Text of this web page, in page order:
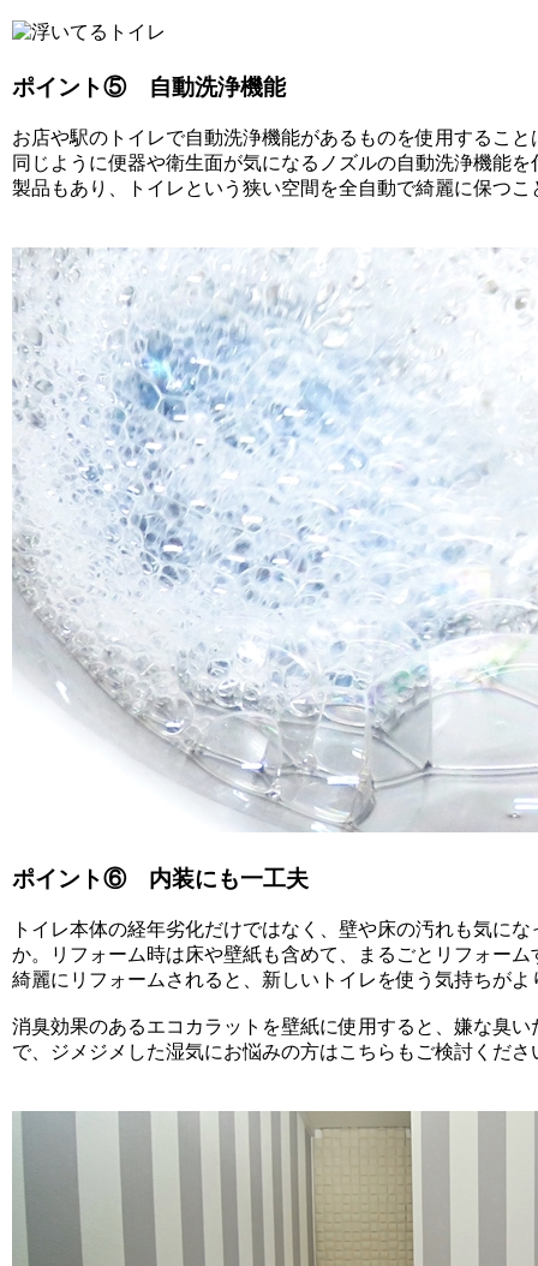
ポイント⑤ 自動洗浄機能
お店や駅のトイレで自動洗浄機能があるものを使用するこ
同じように便器や衛生面が気になるノズルの自動洗浄機能
製品もあり、トイレという狭い空間を全自動で綺麗に保つこ
ポイント⑥ 内装にも一工夫
トイレ本体の経年劣化だけではなく、壁や床の汚れも気に
か。リフォーム時は床や壁紙も含めて、まるごとリフォー
綺麗にリフォームされると、新しいトイレを使う気持ちが
消臭効果のあるエコカラットを壁紙に使用すると、嫌な臭
で、ジメジメした湿気にお悩みの方はこちらもご検討くださ